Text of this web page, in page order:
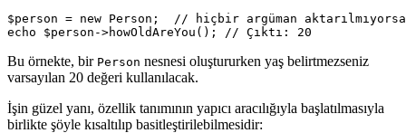
$person = new Person;  // hiçbir argüman
Bu örnekte, bir Person nesnesi oluştururken yaş belirtmezseniz
varsayılan 20 değeri kullanılacak.
İşin güzel yanı, özellik tanımının yapıcı aracılığıyla başlatılmasıyla
birlikte şöyle kısaltılıp basitleştirilebilmesidir: